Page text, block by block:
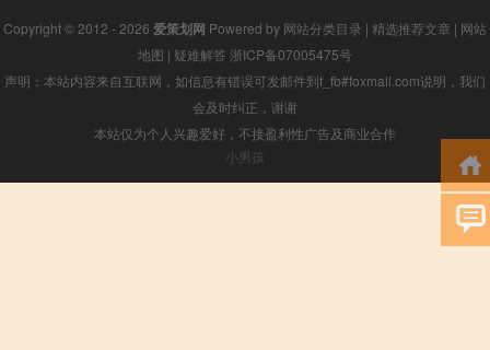
Copyright © 2012 - 2026 爱策划网 Powered by 网站分类目录 | 精选推荐文章 | 网站
地图 | 疑难解答 浙ICP备07005475号
声明：本站内容来自互联网，如信息有错误可发邮件到f_fb#foxmail.com说明，我们
会及时纠正，谢谢
本站仅为个人兴趣爱好，不接盈利性广告及商业合作
小男孩